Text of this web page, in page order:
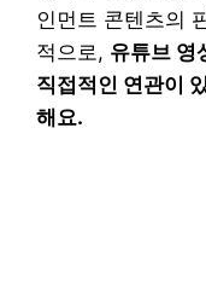
인먼트 콘텐츠의
적으로, 유튜브 영
직접적인 연관이
해요.